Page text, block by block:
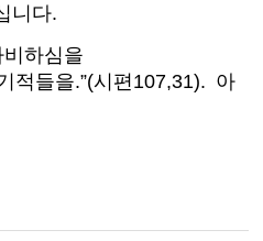
니다.
비하심을
적들을.”(시편107,31). 아